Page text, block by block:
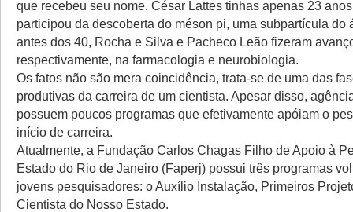
que recebeu seu nome. César Lattes tinhas apenas 23
participou da descoberta do méson pi, uma subpartícula do
antes dos 40, Rocha e Silva e Pacheco Leão fizeram
respectivamente, na farmacologia e neurobiologia.
Os fatos não são mera coincidência, trata-se de uma das
produtivas da carreira de um cientista. Apesar disso,
possuem poucos programas que efetivamente apóiam o
início de carreira.
Atualmente, a Fundação Carlos Chagas Filho de Apoio à
Estado do Rio de Janeiro (Faperj) possui três programas
jovens pesquisadores: o Auxílio Instalação, Primeiros
Cientista do Nosso Estado.